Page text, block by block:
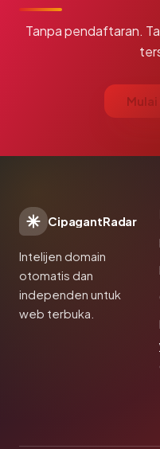
Tanpa pendaftaran.
Mulai
CipagantRadar
Intelijen domain
otomatis dan
independen untuk
web terbuka.